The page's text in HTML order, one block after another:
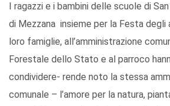
I ragazzi e i bambini delle scuole di
di Mezzana insieme per la Festa degli
loro famiglie, all’amministrazione
Forestale dello Stato e al parroco
condividere- rende noto la stessa
comunale – l’amore per la natura,